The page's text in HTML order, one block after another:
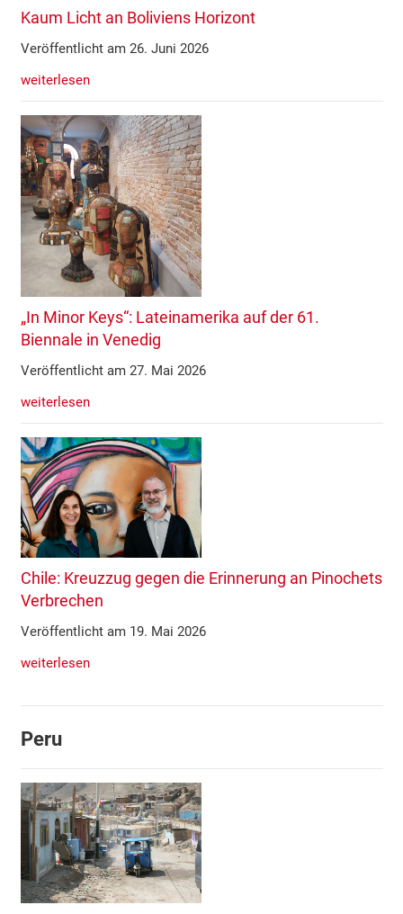
Kaum Licht an Boliviens Horizont
Veröffentlicht am 26. Juni 2026
weiterlesen
„In Minor Keys“: Lateinamerika auf der 61.
Biennale in Venedig
Veröffentlicht am 27. Mai 2026
weiterlesen
Chile: Kreuzzug gegen die Erinnerung an Pinochets
Verbrechen
Veröffentlicht am 19. Mai 2026
weiterlesen
Peru